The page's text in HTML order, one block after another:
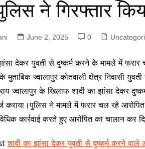
ने गिरफ्तार
June 2, 2025 0
देकर युवती से दुष्कर्म करने के मामले में फरार
मुताबिक ज्वालापुर कोतवाली क्षेत्र निवासी
ज्वालापुर के खिलाफ शादी का झांसा देकर
कराया।पुलिस ने मामले में फरार चल रहे
कार्रवाई करते हुए आरोपित का चालान कर
शादी का झांसा देकर युवती से दुष्कर्म करने वाले